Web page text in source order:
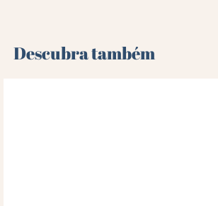
Descubra também 🌻